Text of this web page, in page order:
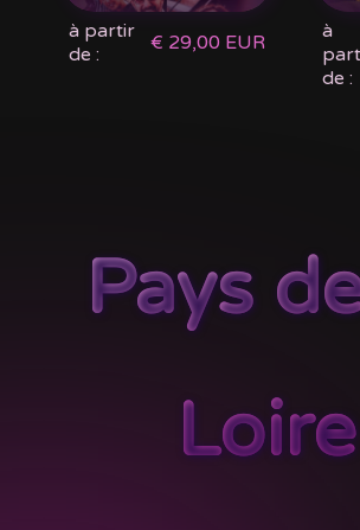
à partir
de :
€ 29,00 EUR
à
de :
Pays
Loire